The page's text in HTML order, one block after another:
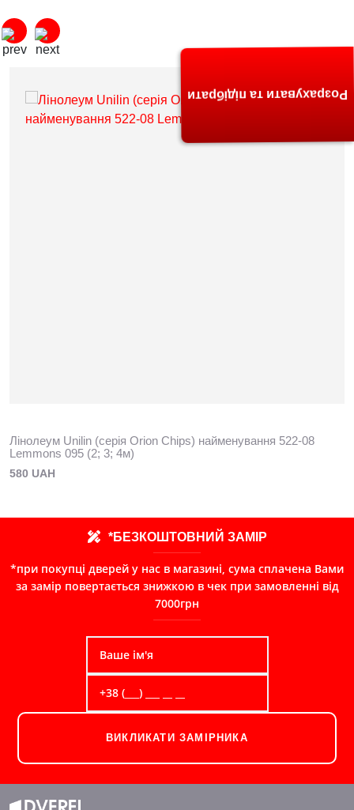
Лінолеум Unilin (серія Orion Chips) найменування 522-08
Lemmons 095 (2; 3; 4м)
580 UAH
*БЕЗКОШТОВНИЙ ЗАМІР
*при покупці дверей у нас в магазині, сума сплачена Вами
за замір повертається знижкою в чек при замовленні від
7000грн
ВИКЛИКАТИ ЗАМІРНИКА
Розрахувати та підібрати